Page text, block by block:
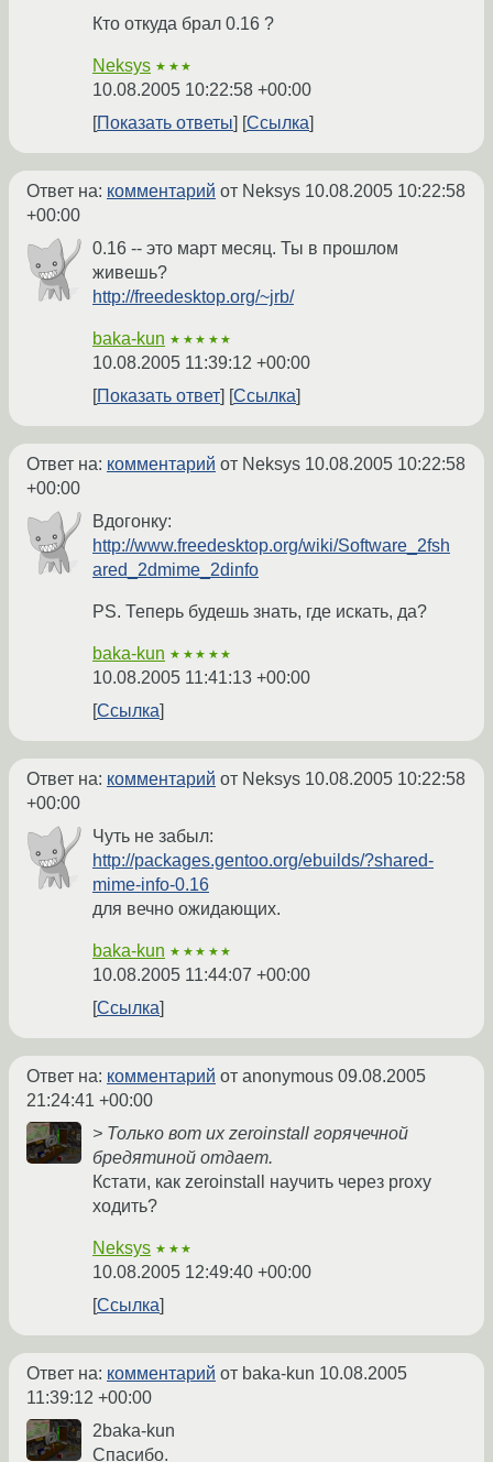
Кто откуда брал 0.16 ?
Neksys ★★★
10.08.2005 10:22:58 +00:00
Показать ответы
Ссылка
Ответ на: комментарий от Neksys 10.08.2005 10:22:58
+00:00
0.16 -- это март месяц. Ты в прошлом
живешь?
http://freedesktop.org/~jrb/
baka-kun ★★★★★
10.08.2005 11:39:12 +00:00
Показать ответ
Ссылка
Ответ на: комментарий от Neksys 10.08.2005 10:22:58
+00:00
Вдогонку:
http://www.freedesktop.org/wiki/Software_2fsh
ared_2dmime_2dinfo
PS. Теперь будешь знать, где искать, да?
baka-kun ★★★★★
10.08.2005 11:41:13 +00:00
Ссылка
Ответ на: комментарий от Neksys 10.08.2005 10:22:58
+00:00
Чуть не забыл:
http://packages.gentoo.org/ebuilds/?shared-
mime-info-0.16
для вечно ожидающих.
baka-kun ★★★★★
10.08.2005 11:44:07 +00:00
Ссылка
Ответ на: комментарий от anonymous 09.08.2005
21:24:41 +00:00
> Только вот их zeroinstall горячечной
бредятиной отдает.
Кстати, как zeroinstall научить через proxy
ходить?
Neksys ★★★
10.08.2005 12:49:40 +00:00
Ссылка
Ответ на: комментарий от baka-kun 10.08.2005
11:39:12 +00:00
2baka-kun
Спасибо.